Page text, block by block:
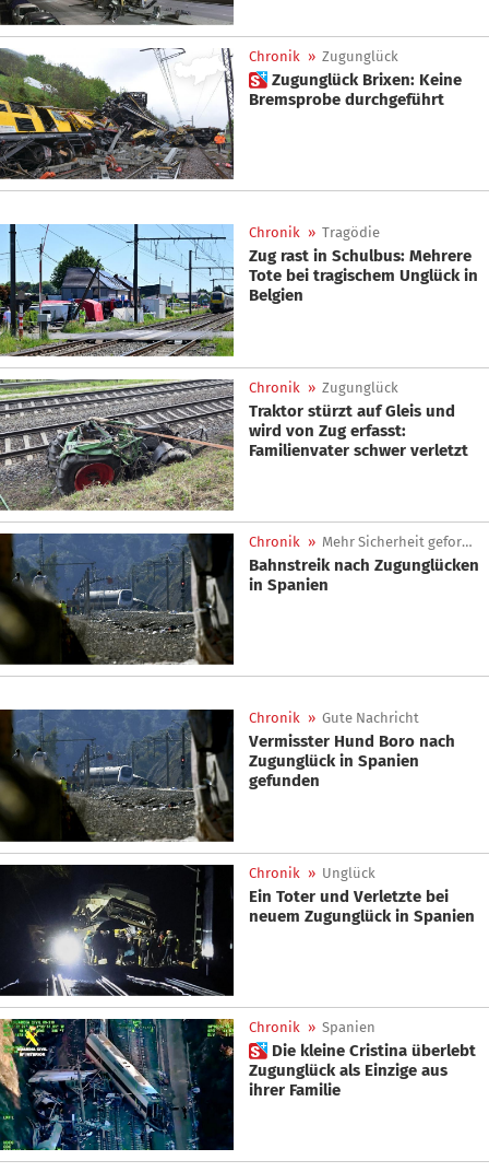
Chronik » Zugunglück
 Zugunglück Brixen: Keine
Bremsprobe durchgeführt
Chronik » Tragödie
Zug rast in Schulbus: Mehrere
Tote bei tragischem Unglück in
Belgien
Chronik » Zugunglück
Traktor stürzt auf Gleis und
wird von Zug erfasst:
Familienvater schwer verletzt
Chronik » Mehr Sicherheit gefordert
Bahnstreik nach Zugunglücken
in Spanien
Chronik » Gute Nachricht
Vermisster Hund Boro nach
Zugunglück in Spanien
gefunden
Chronik » Unglück
Ein Toter und Verletzte bei
neuem Zugunglück in Spanien
Chronik » Spanien
 Die kleine Cristina überlebt
Zugunglück als Einzige aus
ihrer Familie